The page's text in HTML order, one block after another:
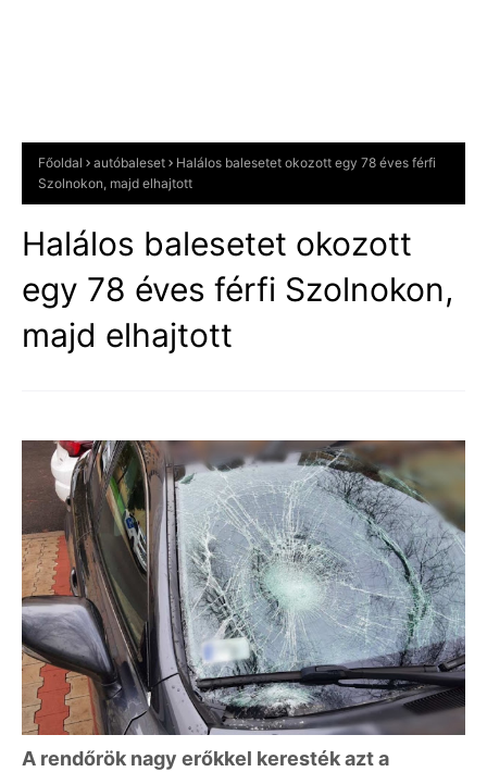
Főoldal autóbaleset
Halálos balesetet okozott egy 78 éves férfi
Szolnokon, majd elhajtott
Halálos balesetet okozott
egy 78 éves férfi Szolnokon,
majd elhajtott
A rendőrök nagy erőkkel keresték azt a